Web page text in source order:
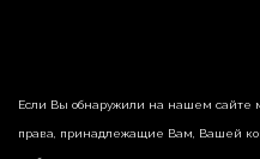
Если Вы обнаружили на нашем сайте
права, принадлежащие Вам, Вашей